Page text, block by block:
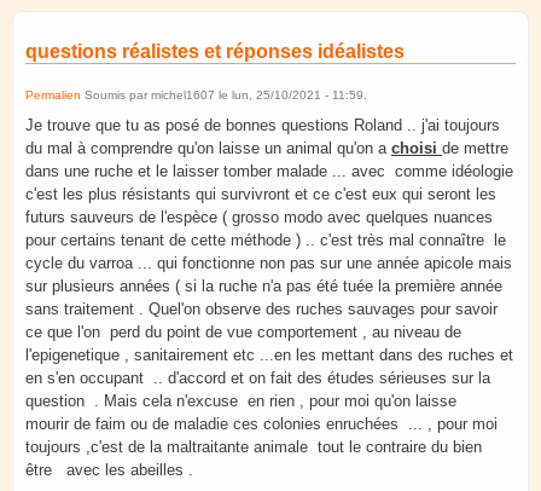
questions réalistes et réponses idéalistes
Permalien Soumis par michel1607 le lun, 25/10/2021 - 11:59
Je trouve que tu as posé de bonnes questions Roland .. j'ai toujours
du mal à comprendre qu'on laisse un animal qu'on a choisi de mettre
dans une ruche et le laisser tomber malade ... avec comme idéologie
c'est les plus résistants qui survivront et ce c'est eux qui seront les
futurs sauveurs de l'espèce ( grosso modo avec quelques nuances
pour certains tenant de cette méthode ) .. c'est très mal connaître le
cycle du varroa ... qui fonctionne non pas sur une année apicole mais
sur plusieurs années ( si la ruche n'a pas été tuée la première année
sans traitement . Quel'on observe des ruches sauvages pour savoir
ce que l'on perd du point de vue comportement , au niveau de
l'epigenetique , sanitairement etc ...en les mettant dans des ruches et
en s'en occupant .. d'accord et on fait des études sérieuses sur la
question . Mais cela n'excuse en rien , pour moi qu'on laisse
mourir de faim ou de maladie ces colonies enruchées ... , pour moi
toujours ,c'est de la maltraitante animale tout le contraire du bien
être avec les abeilles .